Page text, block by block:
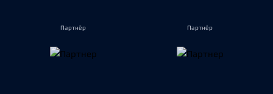
Партнёр Партнёр